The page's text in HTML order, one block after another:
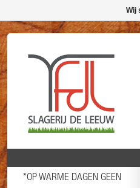
*OP WARME DAGEN GEEN
Wij